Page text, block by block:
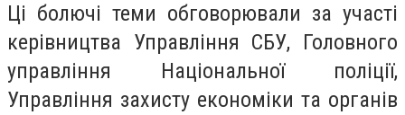
Ці болючі теми обговорювали за участі
керівництва Управління СБУ, Головного
управління Національної поліції,
Управління захисту економіки та органів